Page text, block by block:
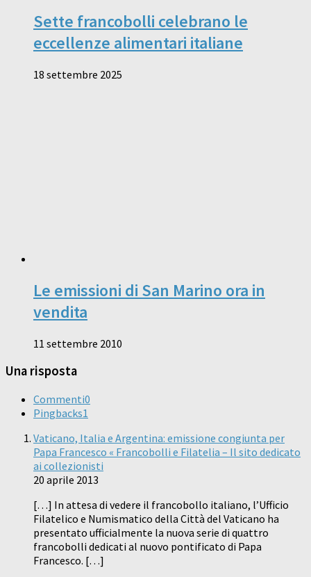
Sette francobolli celebrano le
eccellenze alimentari italiane
18 settembre 2025
Le emissioni di San Marino ora in
vendita
11 settembre 2010
Una risposta
Commenti0
Pingbacks1
Vaticano, Italia e Argentina: emissione congiunta per
Papa Francesco « Francobolli e Filatelia – Il sito dedicato
ai collezionisti
20 aprile 2013
[…] In attesa di vedere il francobollo italiano, l’Ufficio
Filatelico e Numismatico della Città del Vaticano ha
presentato ufficialmente la nuova serie di quattro
francobolli dedicati al nuovo pontificato di Papa
Francesco. […]